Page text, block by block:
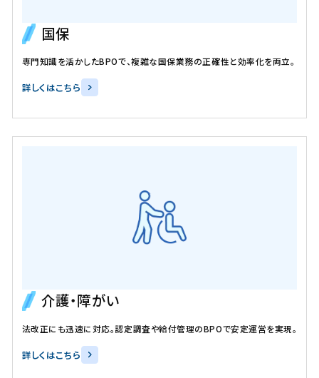
国保
専門知識を活かしたBPOで、複雑な国保業務の正確性と効率化を両立。
詳しくはこちら
介護・障がい
法改正にも迅速に対応。認定調査や給付管理のBPOで安定運営を実現。
詳しくはこちら